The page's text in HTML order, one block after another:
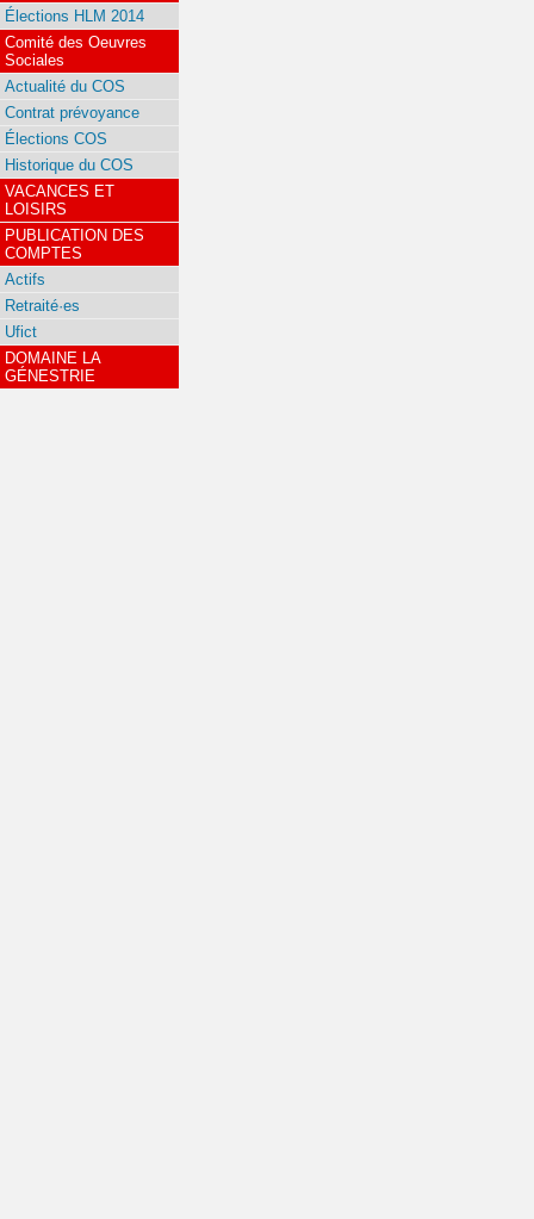
Élections HLM 2014
Comité des Oeuvres
Sociales
Actualité du COS
Contrat prévoyance
Élections COS
Historique du COS
VACANCES ET
LOISIRS
PUBLICATION DES
COMPTES
Actifs
Retraité·es
Ufict
DOMAINE LA
GÉNESTRIE